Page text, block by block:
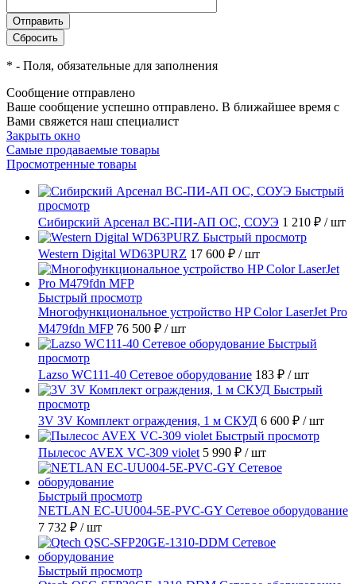
* - Поля, обязательные для заполнения
Сообщение отправлено
Ваше сообщение успешно отправлено. В ближайшее время с
Вами свяжется наш специалист
Закрыть окно
Самые продаваемые товары
Просмотренные товары
Быстрый
просмотр
Сибирский Арсенал ВС-ПИ-АП ОС, СОУЭ 1 210 ₽ / шт
Быстрый просмотр
Western Digital WD63PURZ 17 600 ₽ / шт
Быстрый просмотр
Многофункциональное устройство HP Color LaserJet Pro
M479fdn MFP 76 500 ₽ / шт
Быстрый
просмотр
Lazso WC111-40 Сетевое оборудование 183 ₽ / шт
Быстрый
просмотр
3V 3V Комплект ограждения, 1 м СКУД 6 600 ₽ / шт
Быстрый просмотр
Пылесос AVEX VC-309 violet 5 990 ₽ / шт
Быстрый просмотр
NETLAN EC-UU004-5E-PVC-GY Сетевое оборудование
7 732 ₽ / шт
Быстрый просмотр